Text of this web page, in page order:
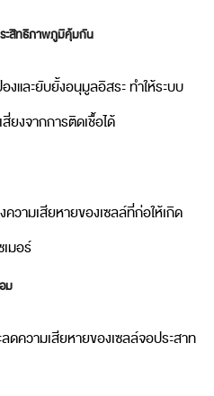
ะสิทธิภาพภูมิคุ้มกัน
และยับยั้งอนุมูลอิสระ ทำให้ระบบ
ยงจากการติดเชื้อได้
วามเสียหายของเซลล์ที่ก่อให้เกิด
เมอร์
ม
ดความเสียหายของเซลล์จอประสาท